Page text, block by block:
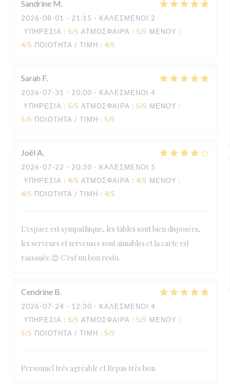
Sandrine M
2026-08-01 - 21:15 - ΚΑΛΕΣΜΈΝΟΙ 2
ΥΠΗΡΕΣΊΑ : 5/5 ΑΤΜΌΣΦΑΙΡΑ : 5/5 ΜΕΝΟΎ :
4/5 ΠΟΙΌΤΗΤΑ / ΤΙΜΉ : 4/5
Sarah F
2026-07-31 - 20:00 - ΚΑΛΕΣΜΈΝΟΙ 4
ΥΠΗΡΕΣΊΑ : 5/5 ΑΤΜΌΣΦΑΙΡΑ : 5/5 ΜΕΝΟΎ :
5/5 ΠΟΙΌΤΗΤΑ / ΤΙΜΉ : 5/5
Joël A
2026-07-22 - 20:30 - ΚΑΛΕΣΜΈΝΟΙ 5
ΥΠΗΡΕΣΊΑ : 4/5 ΑΤΜΌΣΦΑΙΡΑ : 4/5 ΜΕΝΟΎ :
4/5 ΠΟΙΌΤΗΤΑ / ΤΙΜΉ : 4/5
L'espace est sympathique, les tables sont bien disposées,
les serveurs et serveuses sont aimables et la carte est
rassasiée.😊 C'est un bon resto.
Cendrine B
2026-07-24 - 12:30 - ΚΑΛΕΣΜΈΝΟΙ 4
ΥΠΗΡΕΣΊΑ : 5/5 ΑΤΜΌΣΦΑΙΡΑ : 5/5 ΜΕΝΟΎ :
5/5 ΠΟΙΌΤΗΤΑ / ΤΙΜΉ : 5/5
Personnel très agréable et Repas très bon